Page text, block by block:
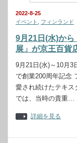
2022-8-25
イベント
フィンランド
9月21日(水)か
展」が京王百貨
9月21日(水)～10月3
で創業200周年記念
愛され続けたテキス
では、当時の貴重…
詳細を見る